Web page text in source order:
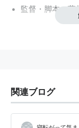
監督・脚本：藤
関連ブログ